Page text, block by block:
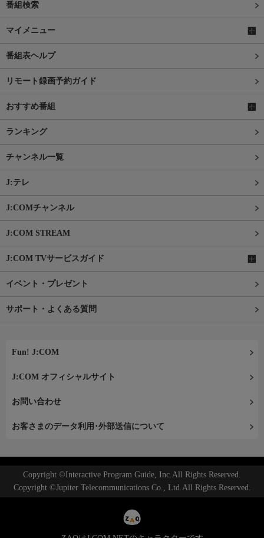
番組検索
マイメニュー
番組表ヘルプ
リモート録画予約ガイド
おすすめ番組
ランキング
チャンネル一覧
J:テレ
J:COMチャンネル
J:COM STREAM
J:COM TVサービスガイド
イベント・プレゼント
サポート・よくある質問
Fun! J:COM
J:COM オフィシャルサイト
お問い合わせ
お客さまのデータ利用･外部送信について
Copyright ©Interactive Program Guide, Inc.All Rights Reserved.
Copyright ©Jupiter Telecommunications Co., Ltd.All Rights Reserved.